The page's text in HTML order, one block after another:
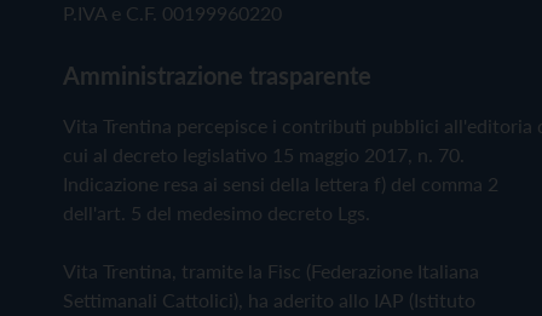
P.IVA e C.F. 00199960220
Amministrazione trasparente
Vita Trentina percepisce i contributi pubblici all'editoria
cui al decreto legislativo 15 maggio 2017, n. 70.
Indicazione resa ai sensi della lettera f) del comma 2
dell'art. 5 del medesimo decreto Lgs.
Vita Trentina, tramite la Fisc (Federazione Italiana
Settimanali Cattolici), ha aderito allo IAP (Istituto